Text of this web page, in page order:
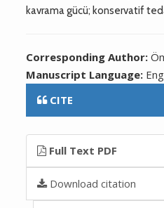
kavrama gücü; konservatif
Corresponding Author:
Manuscript Language:
CITE
Full Text PDF
Download citation